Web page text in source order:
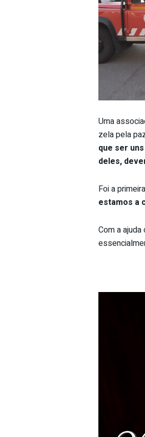
Uma
zela pela
que ser
deles,
Foi a
estamos a
Com a